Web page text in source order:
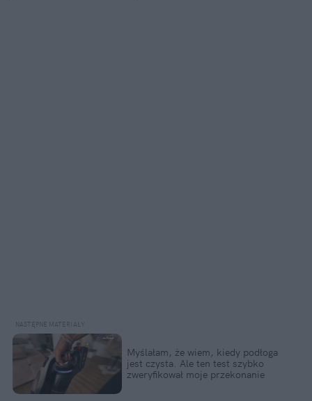
Myślałam, że wiem, kiedy podłoga
jest czysta. Ale ten test szybko
zweryfikował moje przekonanie